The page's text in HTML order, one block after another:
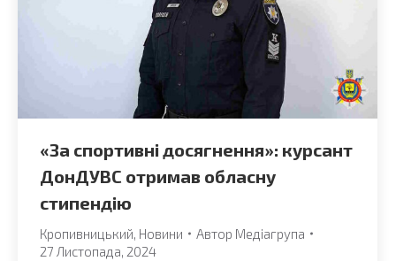
«За спортивні досягнення»: курсант
ДонДУВС отримав обласну
стипендію
Кропивницький, Новини Автор Медіагрупа
27 Листопада, 2024